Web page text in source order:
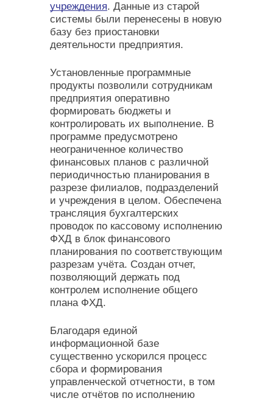
учреждения. Данные из старой
системы были перенесены в новую
базу без приостановки
деятельности предприятия.
Установленные программные
продукты позволили сотрудникам
предприятия оперативно
формировать бюджеты и
контролировать их выполнение. В
программе предусмотрено
неограниченное количество
финансовых планов с различной
периодичностью планирования в
разрезе филиалов, подразделений
и учреждения в целом. Обеспечена
трансляция бухгалтерских
проводок по кассовому исполнению
ФХД в блок финансового
планирования по соответствующим
разрезам учёта. Создан отчет,
позволяющий держать под
контролем исполнение общего
плана ФХД.
Благодаря единой
информационной базе
существенно ускорился процесс
сбора и формирования
управленческой отчетности, в том
числе отчётов по исполнению